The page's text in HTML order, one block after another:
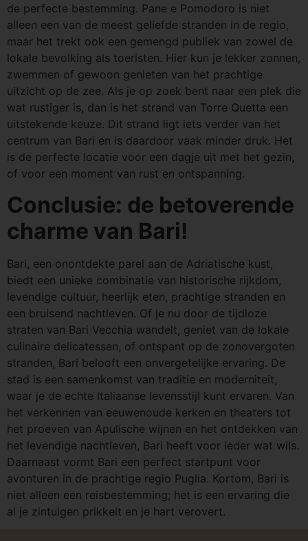
de perfecte bestemming. Pane e Pomodoro is niet
alleen een van de meest geliefde stranden in de regio,
maar het trekt ook een gemengd publiek van zowel de
lokale bevolking als toeristen. Hier kun je lekker zonnen,
zwemmen of gewoon genieten van het prachtige
uitzicht op de zee. Als je op zoek bent naar een plek die
wat rustiger is, dan is het strand van Torre Quetta een
uitstekende keuze. Dit strand ligt iets verder van het
centrum van Bari en is daardoor vaak minder druk. Het
is de perfecte locatie voor een dagje uit met het gezin,
of voor een moment van rust en ontspanning.
Conclusie: de betoverende
charme van Bari!
Bari, een onontdekte parel aan de Adriatische kust,
biedt een unieke combinatie van historische rijkdom,
levendige cultuur, heerlijk eten, prachtige stranden en
een bruisend nachtleven. Of je nu door de tijdloze
straten van Bari Vecchia wandelt, geniet van de lokale
culinaire delicatessen, of ontspant op de zonovergoten
stranden, Bari belooft een onvergetelijke ervaring. De
stad is een samenkomst van traditie en moderniteit,
waar je de echte Italiaanse levensstijl kunt ervaren. Van
het verkennen van eeuwenoude kerken en theaters tot
het proeven van Apulische wijnen en het ontdekken van
het levendige nachtleven, Bari heeft voor ieder wat wils.
Daarnaast vormt Bari een perfect startpunt voor
avonturen in de prachtige regio Puglia. Kortom, Bari is
niet alleen een reisbestemming; het is een ervaring die
al je zintuigen prikkelt en je hart verovert.